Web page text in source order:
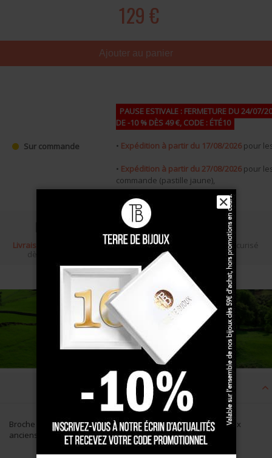
129 €
Ajouter au panier
Sur commande
PAUSE ESTIVALE : FERMETURE DU 24/07/
DE -10 % DÈS 49 €, CODE : ÉTÉ10
• Expédition à partir du 17/08/2026 pour
• Expédition à partir du 27/08/2026 pour
commande (pastille jaune),
Livraison gratuite
dès 100 €
Écrin cadeau Paiement sécurisé
Description
Broche en Argent massif 5 boules entourage pyramides. Bijoux
anciens basques.
✕